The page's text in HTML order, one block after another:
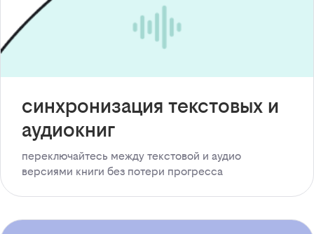
синхронизация текстовых и
аудиокниг
переключайтесь между текстовой и аудио
версиями книги без потери прогресса